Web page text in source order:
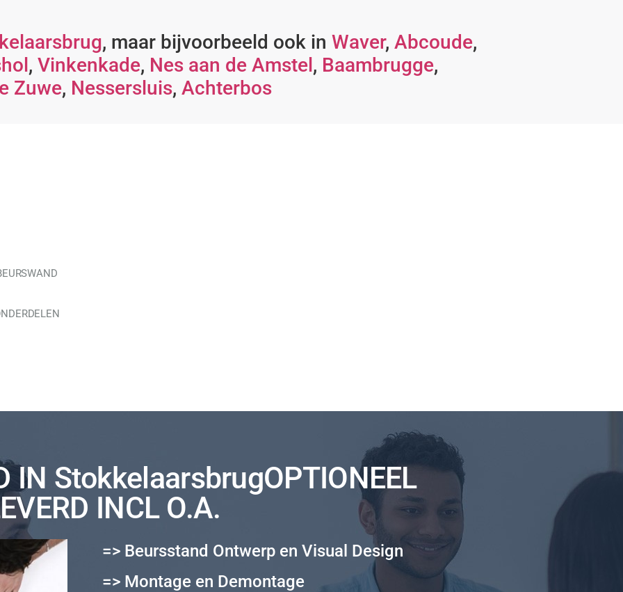
, maar bijvoorbeeld ook in Waver, Abcoude,
, Vinkenkade, Nes aan de Amstel, Baambrugge,
Zuwe, Nessersluis, Achterbos
IN StokkelaarsbrugOPTIONEEL
INCL O.A.
=> Beursstand Ontwerp en Visual Design
=> Montage en Demontage